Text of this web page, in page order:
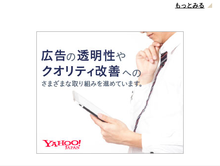
もっとみる